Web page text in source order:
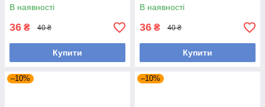
В наявності
36 ₴ 40 ₴
Купити
В наявності
36 ₴ 40 ₴
Купити
–10% –10%